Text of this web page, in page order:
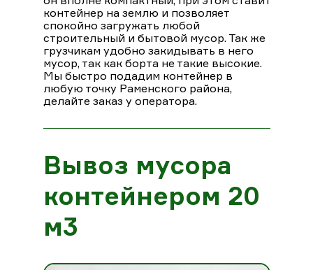
контейнер на землю и позволяет
спокойно загружать любой
строительный и бытовой мусор. Так же
грузчикам удобно закидывать в него
мусор, так как борта не такие высокие.
Мы быстро подадим контейнер в
любую точку Раменского района,
делайте заказ у оператора.
Вывоз мусора
контейнером 20
м3